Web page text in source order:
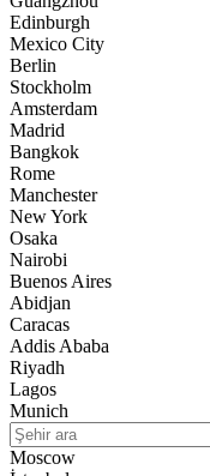
Edinburgh
Mexico City
Berlin
Stockholm
Amsterdam
Madrid
Bangkok
Rome
Manchester
New York
Osaka
Nairobi
Buenos Aires
Abidjan
Caracas
Addis Ababa
Riyadh
Lagos
Munich
Moscow